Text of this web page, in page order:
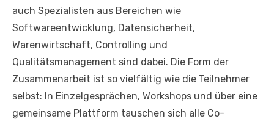
auch Spezialisten aus Bereichen wie
Softwareentwicklung, Datensicherheit,
Warenwirtschaft, Controlling und
Qualitätsmanagement sind dabei. Die Form der
Zusammenarbeit ist so vielfältig wie die Teilnehmer
selbst: In Einzelgesprächen, Workshops und über eine
gemeinsame Plattform tauschen sich alle Co-